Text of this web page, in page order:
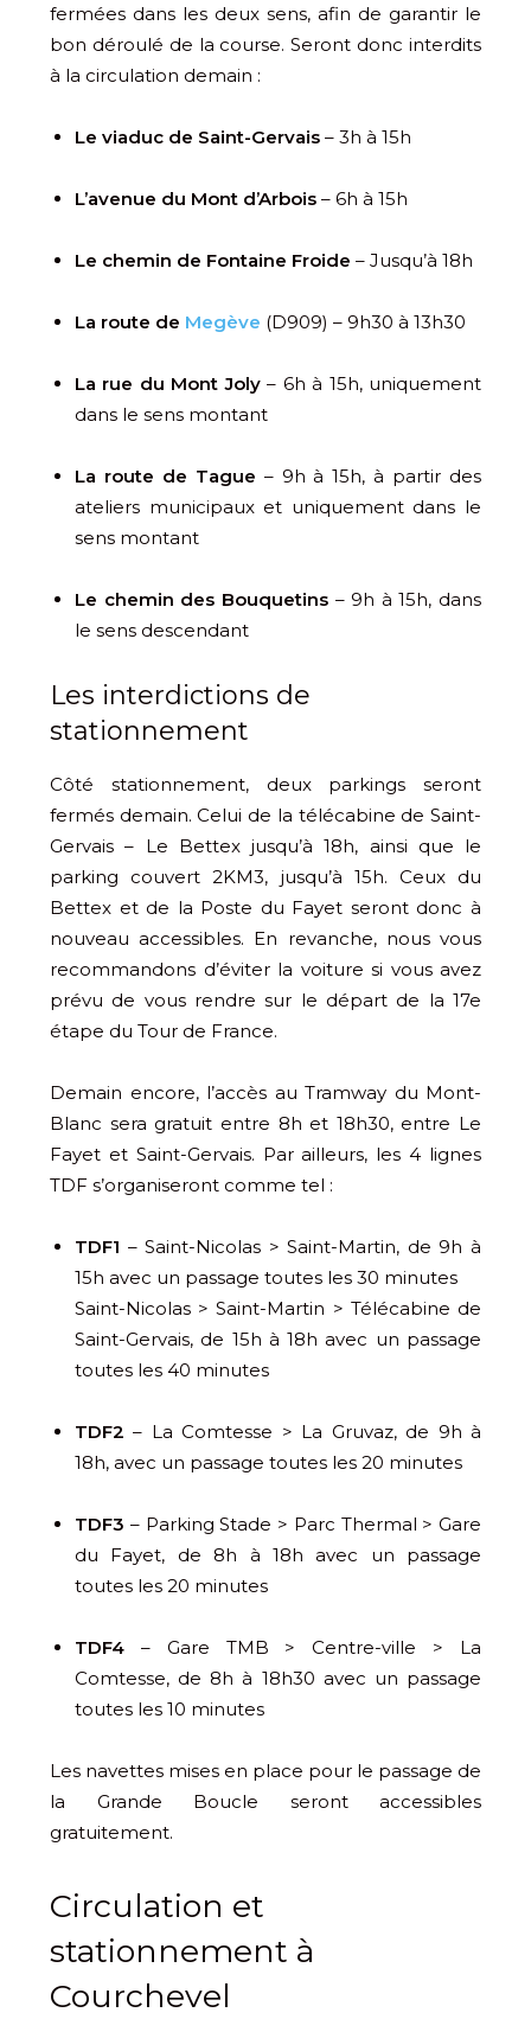
fermées dans les deux sens, afin de garantir le
bon déroulé de la course. Seront donc interdits
à la circulation demain :
Le viaduc de Saint-Gervais – 3h à 15h
L’avenue du Mont d’Arbois – 6h à 15h
Le chemin de Fontaine Froide – Jusqu’à 18h
La route de Megève (D909) – 9h30 à 13h30
La rue du Mont Joly– 6h à 15h, uniquement
dans le sens montant
La route de Tague – 9h à 15h, à partir des
ateliers municipaux et uniquement dans le
sens montant
Le chemin des Bouquetins– 9h à 15h, dans
le sens descendant
Les interdictions de
stationnement
Côté stationnement, deux parkings seront
fermés demain. Celui de la télécabine de Saint-
Gervais – Le Bettex jusqu’à 18h, ainsi que le
parking couvert 2KM3, jusqu’à 15h. Ceux du
Bettex et de la Poste du Fayet seront donc à
nouveau accessibles. En revanche, nous vous
recommandons d’éviter la voiture si vous avez
prévu de vous rendre sur le départ de la 17e
étape du Tour de France.
Demain encore, l’accès au Tramway du Mont-
Blanc sera gratuit entre 8h et 18h30, entre Le
Fayet et Saint-Gervais. Par ailleurs, les 4 lignes
TDF s’organiseront comme tel :
TDF1 – Saint-Nicolas > Saint-Martin, de 9h à
15h avec un passage toutes les 30 minutes
Saint-Nicolas > Saint-Martin > Télécabine de
Saint-Gervais, de 15h à 18h avec un passage
toutes les 40 minutes
TDF2 – La Comtesse > La Gruvaz, de 9h à
18h, avec un passage toutes les 20 minutes
TDF3 – Parking Stade > Parc Thermal > Gare
du Fayet, de 8h à 18h avec un passage
toutes les 20 minutes
TDF4 – Gare TMB > Centre-ville > La
Comtesse, de 8h à 18h30 avec un passage
toutes les 10 minutes
Les navettes mises en place pour le passage de
la Grande Boucle seront accessibles
gratuitement.
Circulation et
stationnement à
Courchevel